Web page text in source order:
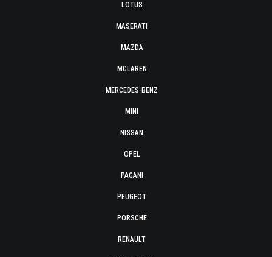
LOTUS
MASERATI
MAZDA
MCLAREN
MERCEDES-BENZ
MINI
NISSAN
OPEL
PAGANI
PEUGEOT
PORSCHE
RENAULT